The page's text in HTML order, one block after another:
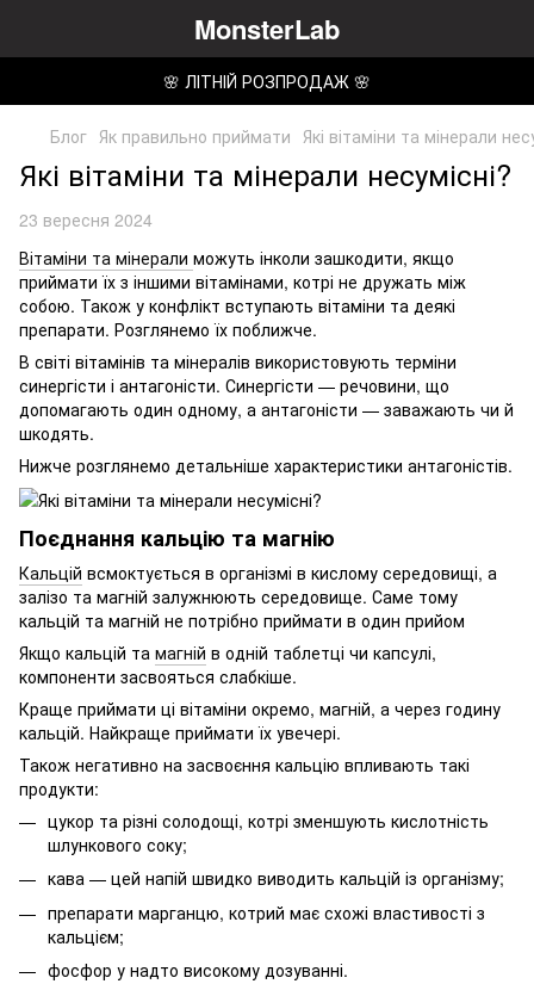
MonsterLab
🌸 ЛІТНІЙ РОЗПРОДАЖ 🌸
Блог Як правильно приймати Які вітаміни та мінерали
Які вітаміни та мінерали несумісні?
23 вересня 2024
Вітаміни та мінерали можуть інколи зашкодити, якщо
приймати їх з іншими вітамінами, котрі не дружать між
собою. Також у конфлікт вступають вітаміни та деякі
препарати. Розглянемо їх поближче.
В світі вітамінів та мінералів використовують терміни
синергісти і антагоністи. Синергісти — речовини, що
допомагають один одному, а антагоністи — заважають чи й
шкодять.
Нижче розглянемо детальніше характеристики антагоністів.
Поєднання кальцію та магнію
Кальцій всмоктується в організмі в кислому середовищі, а
залізо та магній залужнюють середовище. Саме тому
кальцій та магній не потрібно приймати в один прийом
Якщо кальцій та магній в одній таблетці чи капсулі,
компоненти засвояться слабкіше.
Краще приймати ці вітаміни окремо, магній, а через годину
кальцій. Найкраще приймати їх увечері.
Також негативно на засвоєння кальцію впливають такі
продукти:
цукор та різні солодощі, котрі зменшують кислотність
шлункового соку;
кава — цей напій швидко виводить кальцій із організму;
препарати марганцю, котрий має схожі властивості з
кальцієм;
фосфор у надто високому дозуванні.